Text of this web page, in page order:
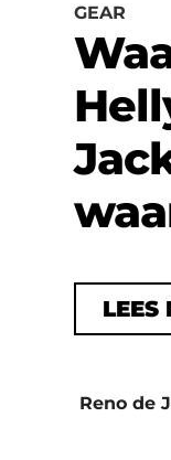
GEAR
LEES
Reno de